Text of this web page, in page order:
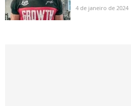
4 de janeiro de 2024